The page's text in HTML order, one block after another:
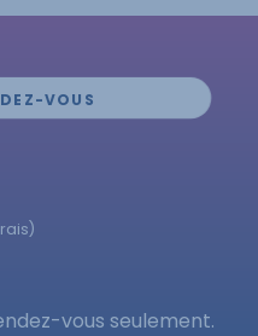
VOUS
vous seulement.